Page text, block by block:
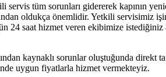
tüm sorunları gidererek kapının
oldukça önemlidir. Yetkili servisimiz
24 saat hizmet veren ekibimize
kaynaklı sorunlar oluştuğunda direkt
uygun fiyatlarla hizmet vermekteyiz.